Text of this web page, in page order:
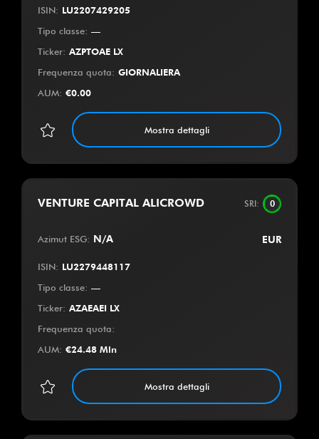
ISIN: LU2207429205
Tipo classe: —
Ticker: AZPTOAE LX
Frequenza quota: GIORNALIERA
AUM: €0.00
Mostra dettagli
VENTURE CAPITAL ALICROWD SRI: 0
Azimut ESG: N/A EUR
ISIN: LU2279448117
Tipo classe: —
Ticker: AZAEAEI LX
Frequenza quota:
AUM: €24.48 Mln
Mostra dettagli